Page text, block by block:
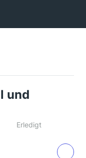
und
Erledigt